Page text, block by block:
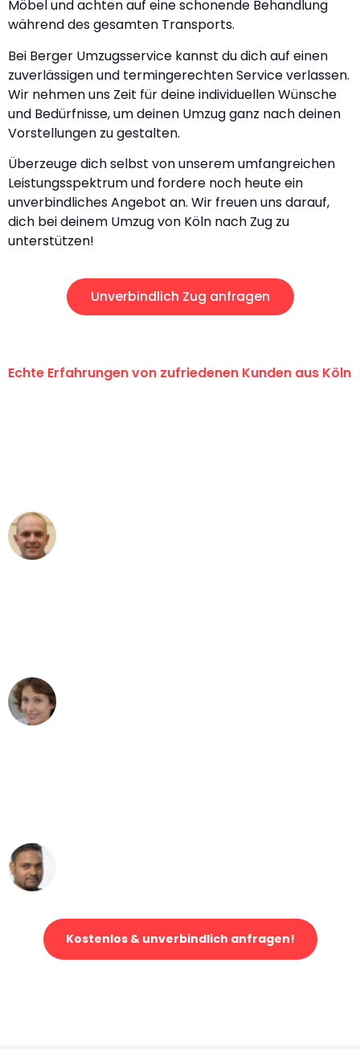
Möbel und achten auf eine schonende Behandlung
während des gesamten Transports.
Bei Berger Umzugsservice kannst du dich auf einen
zuverlässigen und termingerechten Service verlassen.
Wir nehmen uns Zeit für deine individuellen Wünsche
und Bedürfnisse, um deinen Umzug ganz nach deinen
Vorstellungen zu gestalten.
Überzeuge dich selbst von unserem umfangreichen
Leistungsspektrum und fordere noch heute ein
unverbindliches Angebot an. Wir freuen uns darauf,
dich bei deinem Umzug von Köln nach Zug zu
unterstützen!
Unverbindlich Zug anfragen
Echte Erfahrungen von zufriedenen Kunden aus Köln
Kostenlos & unverbindlich anfragen!